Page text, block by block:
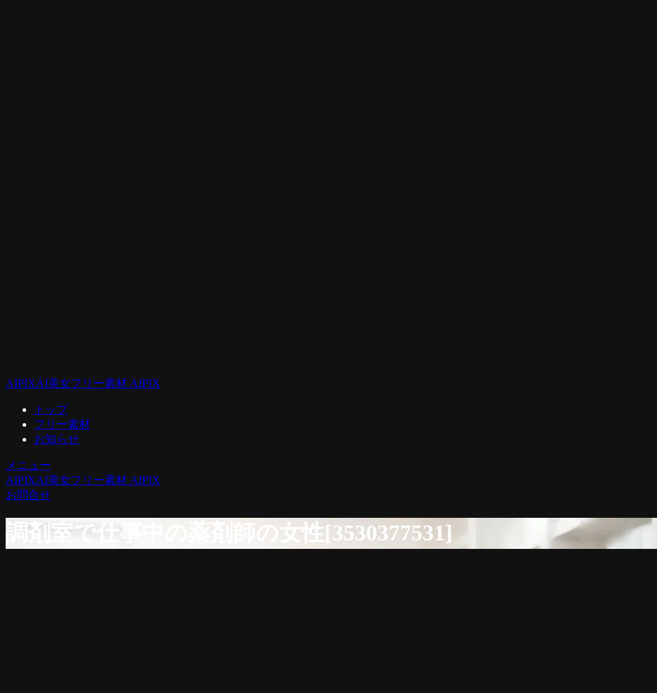
AIPIXAI美女フリー素材 AIPIX
トップ
フリー素材
お知らせ
メニュー
AIPIXAI美女フリー素材 AIPIX
お問合せ
調剤室で仕事中の薬剤師の女性[3530377531]